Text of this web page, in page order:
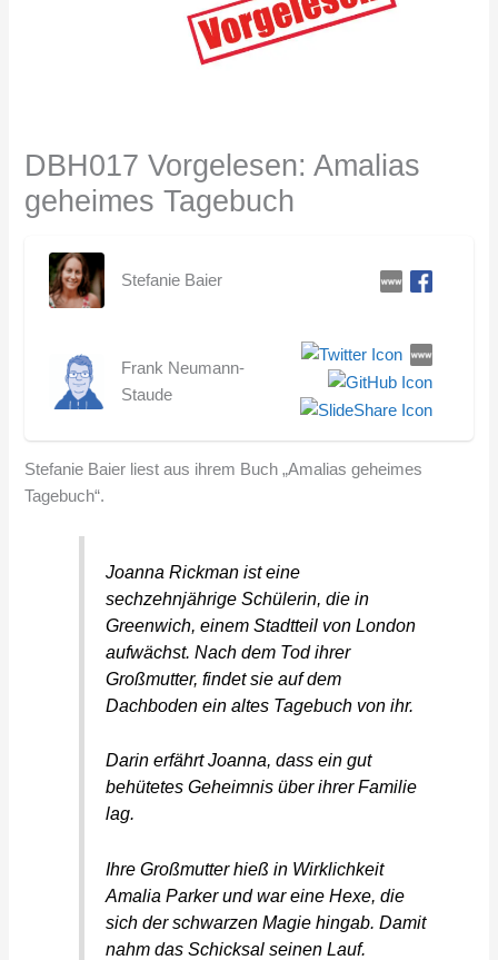
DBH017 Vorgelesen: Amalias
geheimes Tagebuch
Stefanie Baier
Frank Neumann-
Staude
Stefanie Baier liest aus ihrem Buch „Amalias geheimes
Tagebuch“.
Joanna Rickman ist eine
sechzehnjährige Schülerin, die in
Greenwich, einem Stadtteil von London
aufwächst. Nach dem Tod ihrer
Großmutter, findet sie auf dem
Dachboden ein altes Tagebuch von ihr.
Darin erfährt Joanna, dass ein gut
behütetes Geheimnis über ihrer Familie
lag.
Ihre Großmutter hieß in Wirklichkeit
Amalia Parker und war eine Hexe, die
sich der schwarzen Magie hingab. Damit
nahm das Schicksal seinen Lauf.